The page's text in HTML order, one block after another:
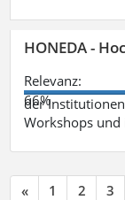
HONEDA -
Relevanz:
66%
der
Workshops und
« 1 2 3